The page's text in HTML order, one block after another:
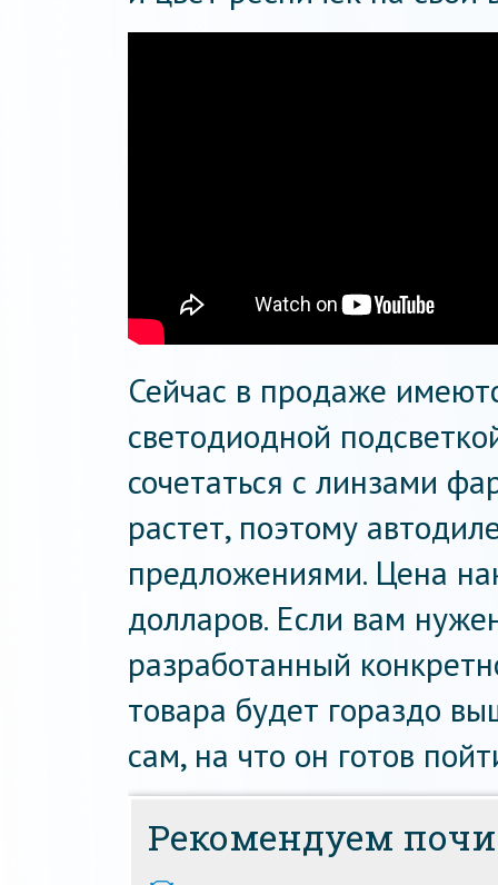
Сейчас в продаже
светодиодной
сочетаться с линзами
растет, поэтому
предложениями. Цена
долларов. Если вам
разработанный
товара будет гораздо
сам, на что он готов
Рекомендуем